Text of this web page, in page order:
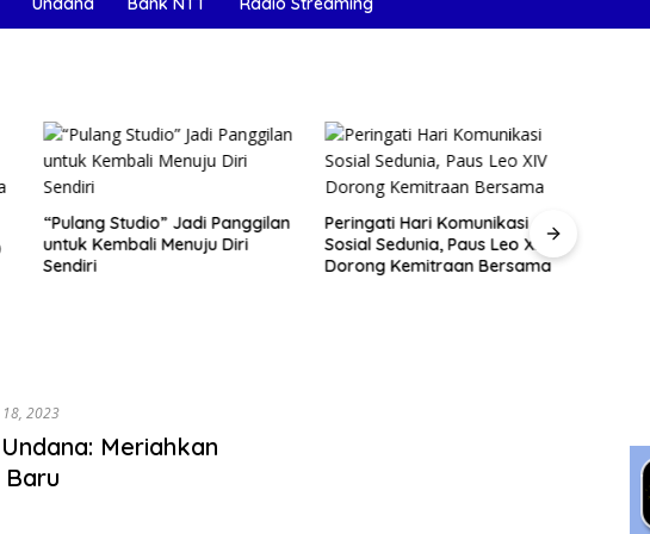
“Pulang Studio” Jadi Panggilan
untuk Kembali Menuju Diri
Sendiri
Peringati Hari Komunikasi
Sosial Sedunia, Paus Leo XIV
Dorong Kemitraan Bersama
18, 2023
Meriahkan
Baru